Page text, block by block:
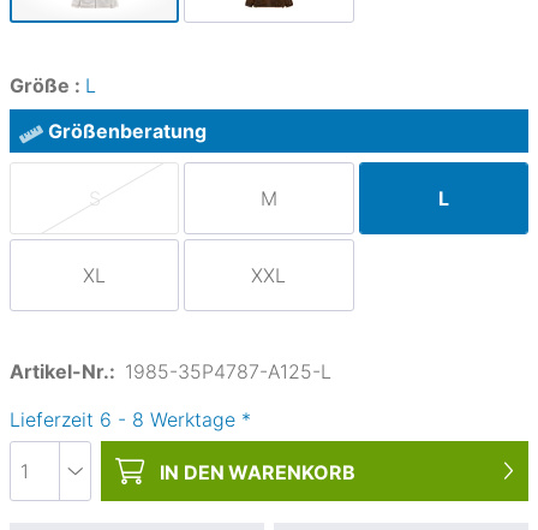
Größe : L
Größenberatung
S M L
XL XXL
Artikel-Nr.: 1985-35P4787-A125-L
Lieferzeit 6 - 8 Werktage *
IN DEN WARENKORB